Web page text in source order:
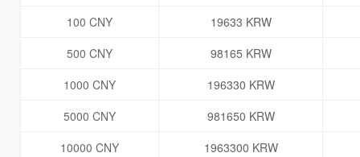
100 CNY
19633 KRW
500 CNY
98165 KRW
1000 CNY
196330 KRW
5000 CNY
981650 KRW
10000 CNY
1963300 KRW